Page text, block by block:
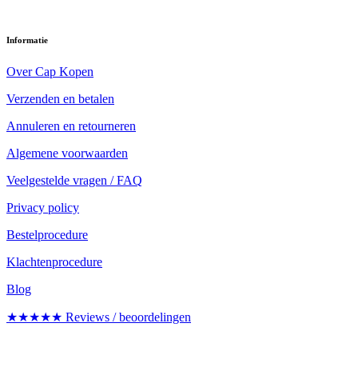
Informatie
Over Cap Kopen
Verzenden en betalen
Annuleren en retourneren
Algemene voorwaarden
Veelgestelde vragen / FAQ
Privacy policy
Bestelprocedure
Klachtenprocedure
Blog
★★★★★ Reviews / beoordelingen